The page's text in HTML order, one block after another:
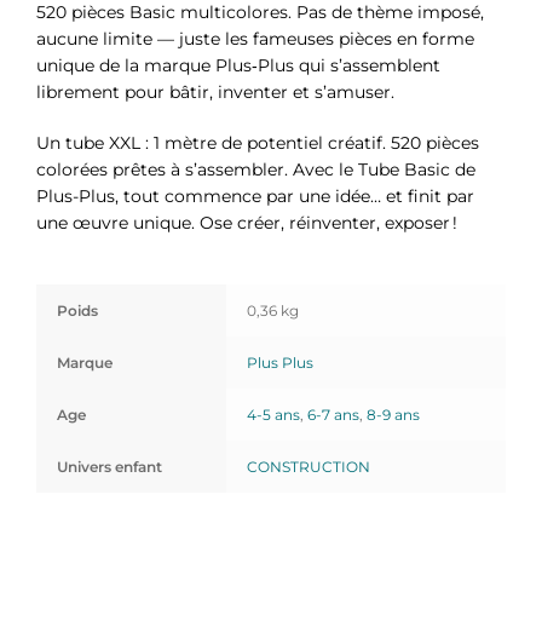
520 pièces Basic multicolores. Pas de thème imposé,
aucune limite — juste les fameuses pièces en forme
unique de la marque Plus‑Plus qui s’assemblent
librement pour bâtir, inventer et s’amuser.
Un tube XXL : 1 mètre de potentiel créatif. 520 pièces
colorées prêtes à s’assembler. Avec le Tube Basic de
Plus-Plus, tout commence par une idée… et finit par
une œuvre unique. Ose créer, réinventer, exposer !
Poids 0,36 kg
Marque Plus Plus
Age 4-5 ans, 6-7 ans, 8-9 ans
Univers enfant CONSTRUCTION